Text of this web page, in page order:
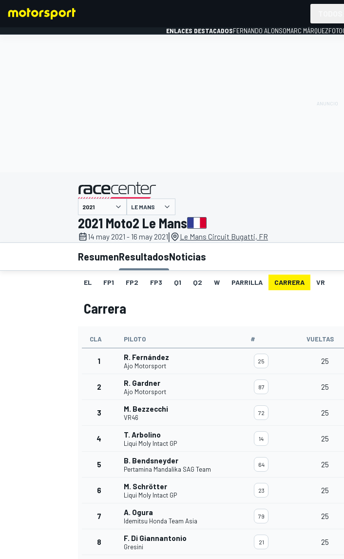
INDYCAR WRC
ENLACES DESTACADOSFERNANDO ALONSOMARC MÁRQUEZ
presentado por
LE MANS
2021 Moto2 Le Mans
14 may 2021 - 16 may 2021| Le Mans Circuit Bugatti, FR
ResumenResultadosNoticias
EL FP1 FP2 FP3 Q1 Q2 W PARRILLA CARRERA VR
Carrera
CLA PILOTO # VUELTAS
1 R. Fernández
Ajo Motorsport
25 25
2 R. Gardner
Ajo Motorsport
87 25
3 M. Bezzecchi
VR46
72 25
4 T. Arbolino
Liqui Moly Intact GP
14 25
5 B. Bendsneyder
Pertamina Mandalika SAG Team
64 25
6 M. Schrötter
Liqui Moly Intact GP
23 25
7 A. Ogura
Idemitsu Honda Team Asia
79 25
8 F. Di Giannantonio
Gresini
21 25